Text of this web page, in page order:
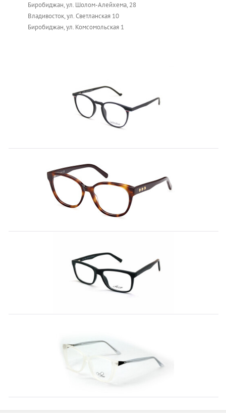
Биробиджан, ул. Шолом-Алейхема, 28
Владивосток, ул. Светланская 10
Биробиджан, ул. Комсомольская 1